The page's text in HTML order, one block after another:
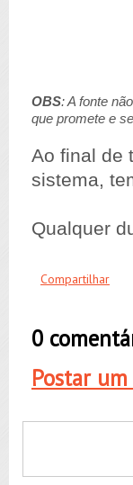
OBS: A fonte
que promete e
Ao final de
sistema,
Qualquer
Compartilhar
0
Postar